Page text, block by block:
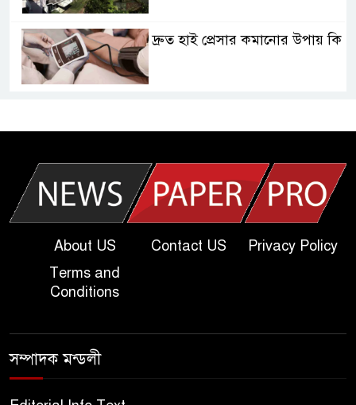
দ্রুত হাই প্রেসার কমানোর উপায় কি
| Today Dakhil Exam
খুবি সি ইউনিট ভর্তি পরীক্ষার প্রশ্ন
২০২৫ | KU C Unit Admission
Question
About US Contact US
Privacy Policy
Terms and
Conditions
সম্পাদক মন্ডলী